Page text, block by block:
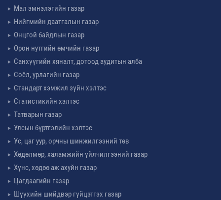
Мал эмнэлэгийн газар
Нийгмийн даатгалын газар
Онцгой байдлын газар
Орон нутгийн өмчийн газар
Санхүүгийн хяналт, дотоод аудитын алба
Соёл, урлагийн газар
Стандарт хэмжил зүйн хэлтэс
Статистикийн хэлтэс
Татварын газар
Улсын бүртгэлийн хэлтэс
Ус, цаг уур, орчны шинжилгээний төв
Хөдөлмөр, халамжийн үйлчилгээний газар
Хүнс, хөдөө аж ахуйн газар
Цагдаагийн газар
Шүүхийн шийдвэр гүйцэтгэх газар